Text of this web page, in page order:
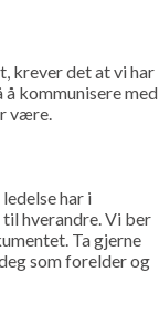
krever det at vi har
kommunisere med
være.
har i
hverandre. Vi ber
Ta gjerne
som forelder og